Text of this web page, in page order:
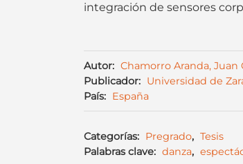
integración de sensores
Autor: Chamorro Aranda, Juan
Publicador: Universidad de
País: España
Categorías: Pregrado, Tesis
Palabras clave: danza,